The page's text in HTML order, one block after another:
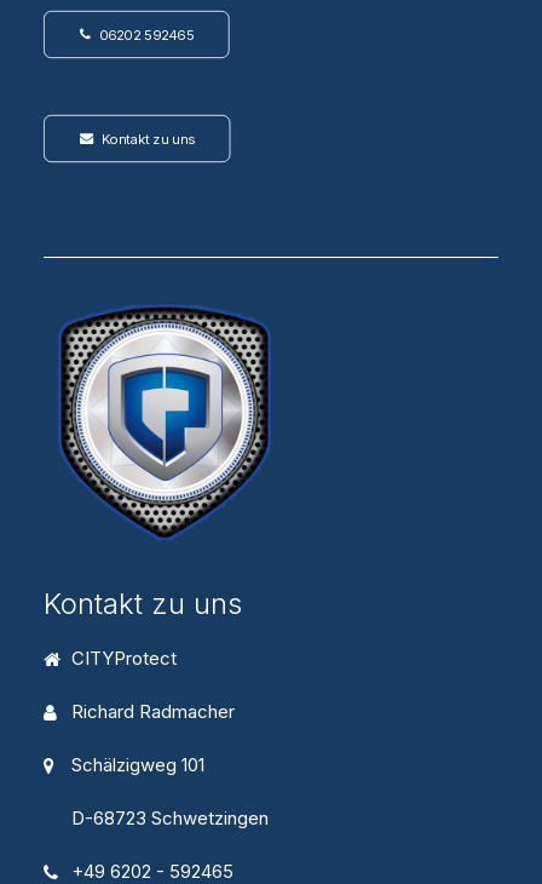
06202 592465
Kontakt zu uns
Kontakt zu uns
CITYProtect
Richard Radmacher
Schälzigweg 101
D-68723 Schwetzingen
+49 6202 - 592465